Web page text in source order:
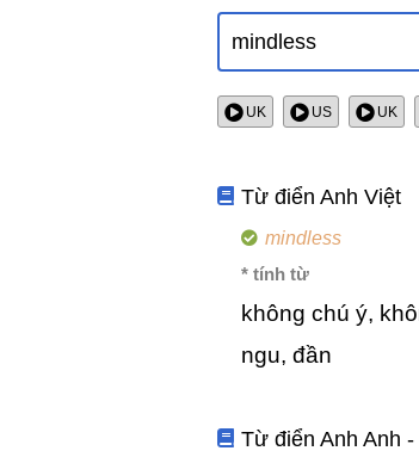
UK US UK
Từ điển Anh Việt
mindless
* tính từ
không chú ý,
ngu, đần
Từ điển Anh Anh